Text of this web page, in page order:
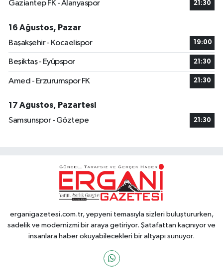
Gaziantep FK - Alanyaspor 21:30
16 Ağustos, Pazar
Başakşehir - Kocaelispor
19:00
Beşiktaş - Eyüpspor 21:30
Amed - Erzurumspor FK 21:30
17 Ağustos, Pazartesi
Samsunspor - Göztepe
21:30
erganigazetesi.com.tr, yepyeni temasıyla sizleri buluştururken,
sadelik ve modernizmi bir araya getiriyor. Şatafattan kaçınıyor ve
insanlara haber okuyabilecekleri bir altyapı sunuyor.